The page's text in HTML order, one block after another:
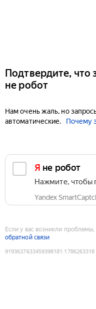
Подтвердите, что
не робот
Нам очень жаль, но
автоматические.
Почему
Я не робот
Нажмите, чтобы
Yandex
Если у вас возникли
обратной связи
9193637633459398181 :1786263318